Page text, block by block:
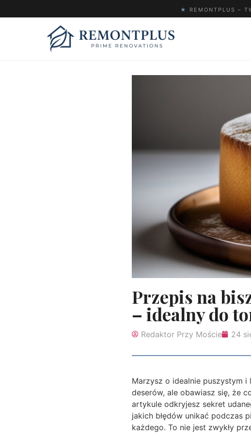
★ REMONTPLUS –
Przepis na
– idealny do
Redaktor Przy Moście 24
Marzysz o idealnie puszystym
deserów, ale obawiasz się, że
artykule odkryjesz sekret
jakich błędów unikać podczas
każdego. To nie jest zwykły